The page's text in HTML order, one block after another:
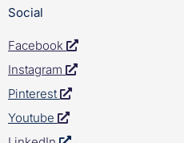
Social
Facebook
Instagram
Pinterest
Youtube